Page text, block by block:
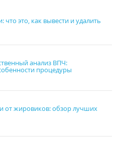
что это, как вывести и удалить
анализ ВПЧ:
процедуры
от жировиков: обзор лучших